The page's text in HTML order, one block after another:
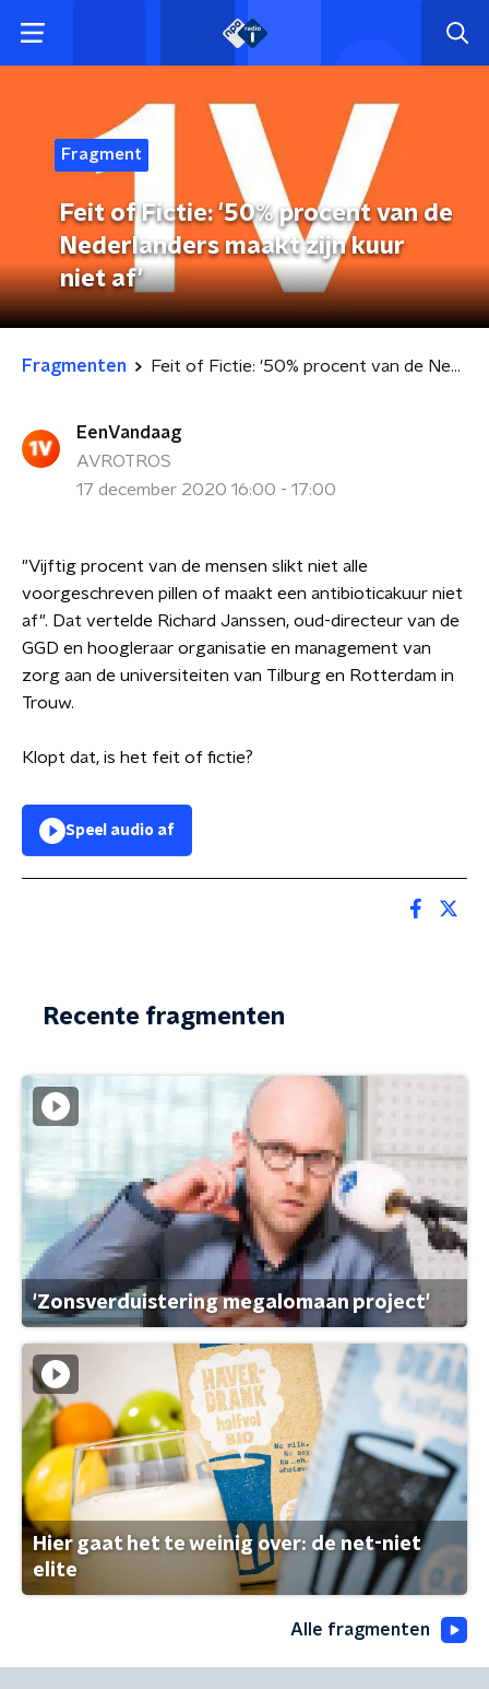
Fragment
Feit of Fictie: '50% procent van de
Nederlanders maakt zijn kuur
niet af'
Fragmenten Feit of Fictie: '50% procent van de Nederlanders maakt zijn kuur niet af'
EenVandaag
AVROTROS
17 december 2020 16:00 - 17:00
"Vijftig procent van de mensen slikt niet alle
voorgeschreven pillen of maakt een antibioticakuur niet
af". Dat vertelde Richard Janssen, oud-directeur van de
GGD en hoogleraar organisatie en management van
zorg aan de universiteiten van Tilburg en Rotterdam in
Trouw.
Klopt dat, is het feit of fictie?
Speel audio af
Recente fragmenten
'Zonsverduistering megalomaan project'
Hier gaat het te weinig over: de net-niet
elite
Alle fragmenten